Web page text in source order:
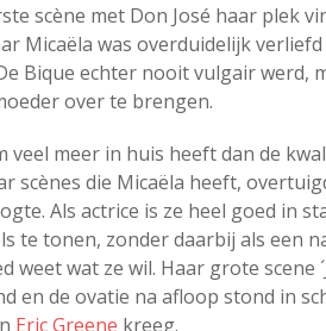
scène met Don José haar plek
Micaëla was overduidelijk
Bique echter nooit vulgair werd,
over te brengen.
veel meer in huis heeft dan de
scènes die Micaëla heeft,
Als actrice is ze heel goed in
te tonen, zonder daarbij als een
weet wat ze wil. Haar grote scene
en de ovatie na afloop stond in
Eric Greene kreeg.